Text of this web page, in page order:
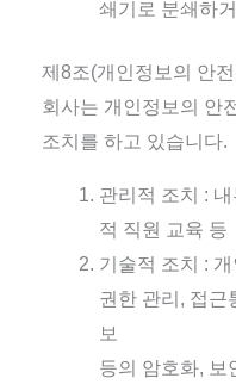
쇄기로 분쇄하
제8조(개인정보의 안
회사는 개인정보의 안
조치를 하고 있습니다.
관리적 조치 :
적 직원 교육 등
기술적 조치 :
권한 관리, 접근
보
등의 암호화, 보